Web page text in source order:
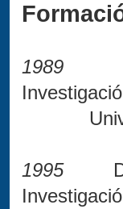
1989
1995